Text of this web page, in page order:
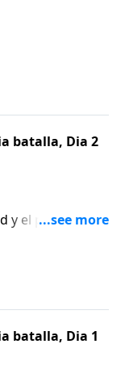
batalla, Dia 2
y el poderoso
Blum anima a
batalla, Dia 1